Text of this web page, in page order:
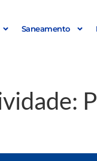
Saneamento